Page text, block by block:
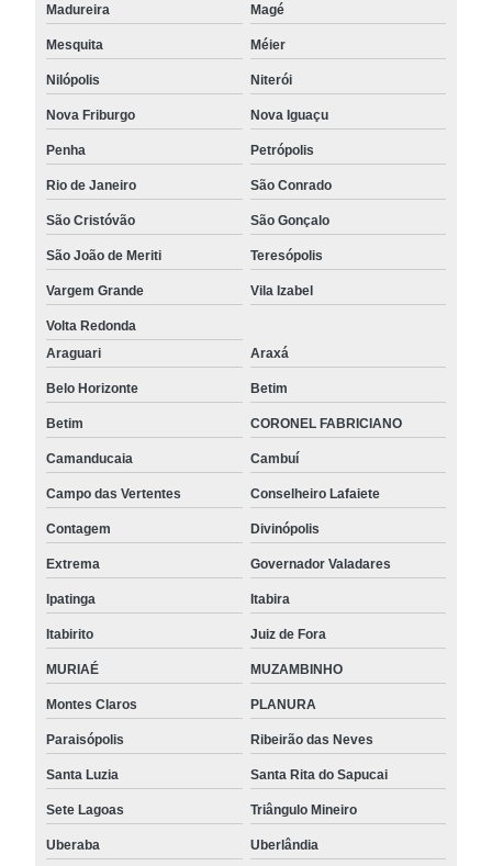
Madureira Magé
Mesquita Méier
Nilópolis Niterói
Nova Friburgo Nova Iguaçu
Penha Petrópolis
Rio de Janeiro São Conrado
São Cristóvão São Gonçalo
São João de Meriti Teresópolis
Vargem Grande Vila Izabel
Volta Redonda
Araguari
Araxá
Belo Horizonte Betim
Betim CORONEL FABRICIANO
Camanducaia Cambuí
Campo das Vertentes Conselheiro Lafaiete
Contagem Divinópolis
Extrema Governador Valadares
Ipatinga Itabira
Itabirito Juiz de Fora
MURIAÉ MUZAMBINHO
Montes Claros PLANURA
Paraisópolis Ribeirão das Neves
Santa Luzia Santa Rita do Sapucai
Sete Lagoas Triângulo Mineiro
Uberaba Uberlândia